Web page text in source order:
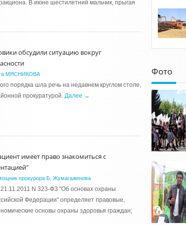
В июне шестилетний мальчик, прыгая
обсудили ситуацию вокруг
МЯСНИКОВА
порядка шла речь на недавнем круглом столе,
прокуратурой. Далее →
имеет право знакомиться с
прокурора Б. Жумагаженова
N 323-ФЗ "Об основах охраны
Федерации" определяет правовые,
основы охраны здоровья граждан;
Фото